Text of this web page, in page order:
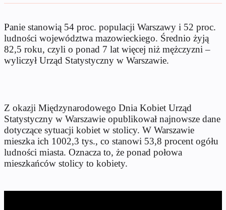
Panie stanowią 54 proc. populacji Warszawy i 52 proc.
ludności województwa mazowieckiego. Średnio żyją
82,5 roku, czyli o ponad 7 lat więcej niż mężczyzni –
wyliczył Urząd Statystyczny w Warszawie.
Z okazji Międzynarodowego Dnia Kobiet Urząd
Statystyczny w Warszawie opublikował najnowsze dane
dotyczące sytuacji kobiet w stolicy. W Warszawie
mieszka ich 1002,3 tys., co stanowi 53,8 procent ogółu
ludności miasta. Oznacza to, że ponad połowa
mieszkańców stolicy to kobiety.